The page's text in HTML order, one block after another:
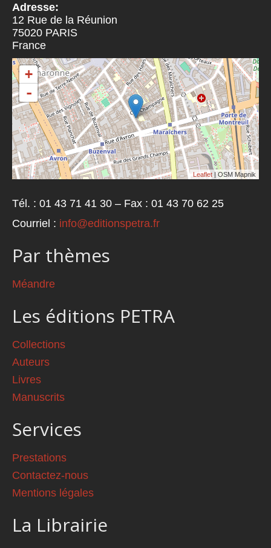
Adresse:
12 Rue de la Réunion
75020 PARIS
France
+
-
Leaflet | OSM Mapnik
Tél. : 01 43 71 41 30 – Fax : 01 43 70 62 25
Courriel : info@editionspetra.fr
Par thèmes
Méandre
Les éditions PETRA
Collections
Auteurs
Livres
Manuscrits
Services
Prestations
Contactez-nous
Mentions légales
La Librairie